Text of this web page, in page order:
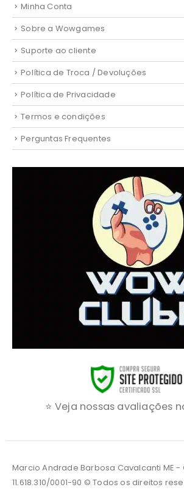
Minha Conta
Sobre a Wowgames
Suporte ao cliente
Política de Troca / Devoluções
Política de Privacidade
Termos e condições
Perguntas Frequentes
⭐ Veja nossas avaliações
Marcio Andrade Barbosa Cavalcanti ME -
11.618.310/0001-90 © Todos os direitos